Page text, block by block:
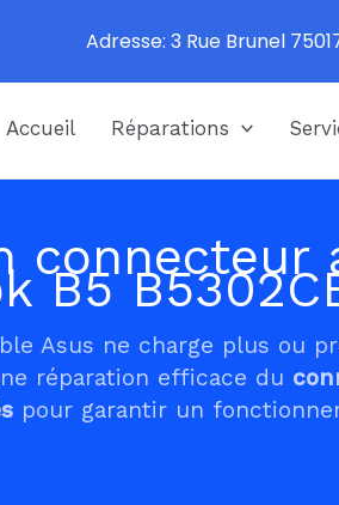
Accueil Réparations
connecteur
B5
Asus ne charge plus ou
réparation efficace du
pour garantir un
Adresse: 3 Rue Brunel